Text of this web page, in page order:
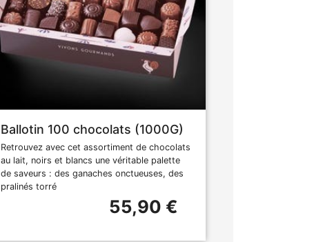
Ballotin 100 chocolats (1000G)
Retrouvez avec cet assortiment de chocolats
au lait, noirs et blancs une véritable palette
de saveurs : des ganaches onctueuses, des
pralinés torré
55,90 €